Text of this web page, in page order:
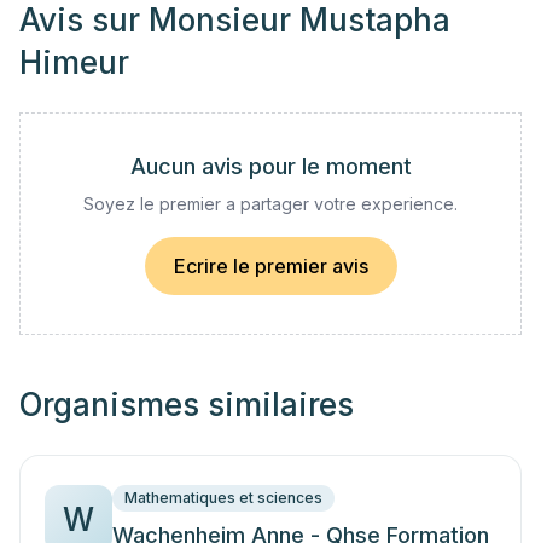
Avis sur Monsieur Mustapha
Himeur
Aucun avis pour le moment
Soyez le premier a partager votre experience.
Ecrire le premier avis
Organismes similaires
W
Mathematiques et sciences
Wachenheim Anne - Qhse Formation